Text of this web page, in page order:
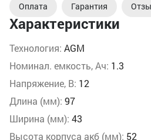
Характеристики
Технология: AGM
Номинал. емкость, Ач: 1.3
Напряжение, В: 12
Длина (мм): 97
Ширина (мм): 43
Высота корпуса акб (мм): 52
Оплата Гарантия